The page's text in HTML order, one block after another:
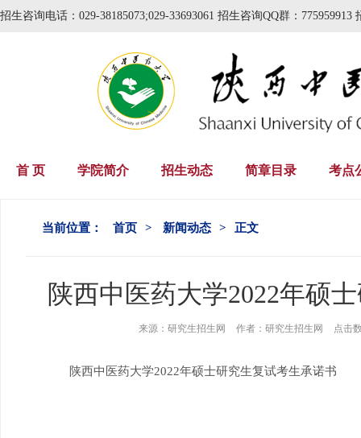
招生咨询电话：029-38185073;029-33693061 招生咨询QQ群：775959913
首 页 学院简介 招生动态 简章目录 考点
当前位置： 首页 > 新闻动态 > 正文
陕西中医药大学2022年硕
来源： 研究生招生网 作者： 研究生招生网 点击
陕西中医药大学2022年硕士研究生复试考生承诺书